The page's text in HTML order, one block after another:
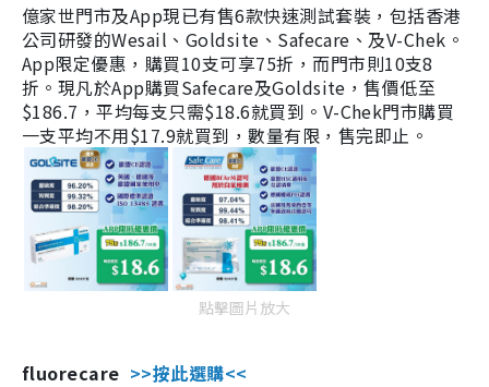
億家世門市及App現已有售6款快速測試套裝，包括香港
公司研發的Wesail、Goldsite、Safecare、及V-Chek。
App限定優惠，購買10支可享75折，而門市則10支8
折。現凡於App購買Safecare及Goldsite，售價低至
$186.7，平均每支只需$18.6就買到。V-Chek門市購買
一支平均不用$17.9就買到，數量有限，售完即止。
點擊圖片放大
fluorecare >>按此選購<<